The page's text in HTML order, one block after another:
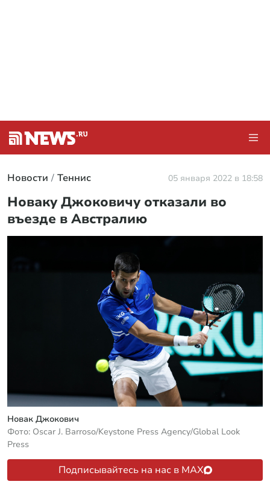
Новости Теннис 05 января 2022 в 18:58
Новаку Джоковичу отказали во
въезде в Австралию
Новак Джокович
Фото: Oscar J. Barroso/Keystone Press Agency/Global Look
Press
Подписывайтесь на нас в MAX